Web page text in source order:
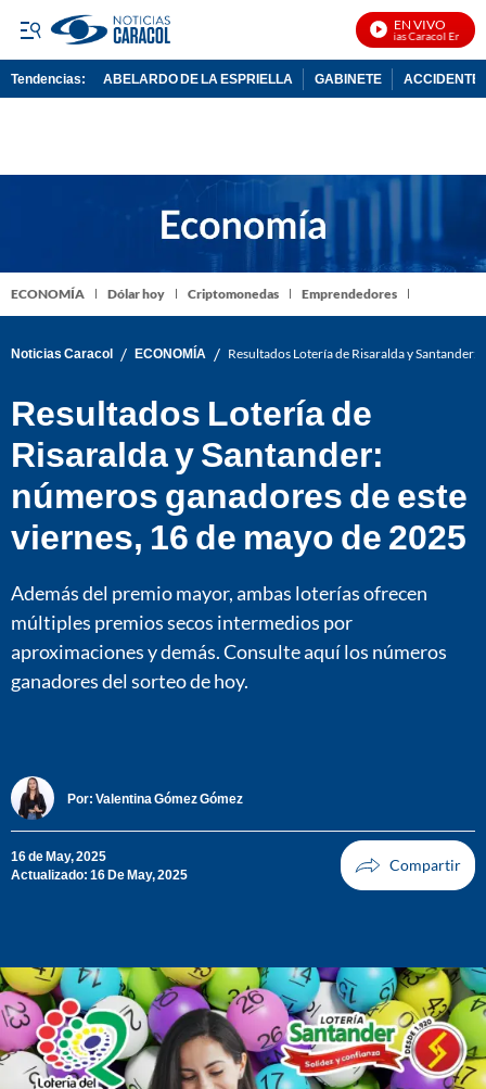
EN VIVO
Noticias Caracol En Vivo
Tendencias: ABELARDO DE LA ESPRIELLA GABINETE ACCIDENTE
ECONOMÍA Dólar hoy Criptomonedas Emprendedores
Noticias Caracol / ECONOMÍA / Resultados Lotería de Risaralda y Santander:
Resultados Lotería de
Risaralda y Santander:
números ganadores de este
viernes, 16 de mayo de 2025
Además del premio mayor, ambas loterías ofrecen
múltiples premios secos intermedios por
aproximaciones y demás. Consulte aquí los números
ganadores del sorteo de hoy.
Por: Valentina Gómez Gómez
16 de May, 2025
Actualizado: 16 De May, 2025